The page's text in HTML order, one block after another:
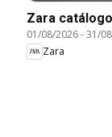
Zara
01/08/2026-31/
Zara